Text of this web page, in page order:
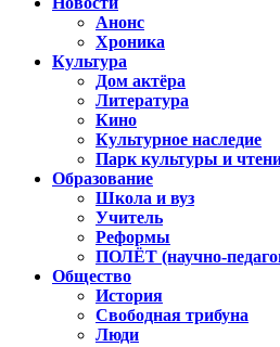
Анонс
Хроника
Культура
Дом актёра
Литература
Кино
Культурное наследие
Парк культуры и
Образование
Школа и вуз
Учитель
Реформы
ПОЛЁТ (научно-
Общество
История
Свободная трибуна
Люди